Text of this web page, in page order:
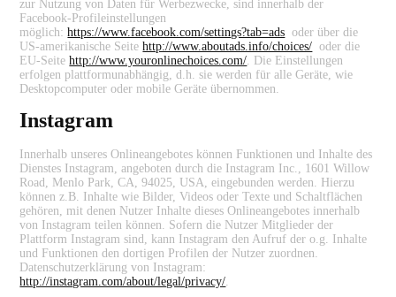
zur Nutzung von Daten für Werbezwecke, sind innerhalb der
Facebook-Profileinstellungen
möglich:https://www.facebook.com/settings?tab=ads oder über die
US-amerikanische Seitehttp://www.aboutads.info/choices/ oder die
EU-Seitehttp://www.youronlinechoices.com/ . Die Einstellungen
erfolgen plattformunabhängig, d.h. sie werden für alle Geräte, wie
Desktopcomputer oder mobile Geräte übernommen.
Instagram
Innerhalb unseres Onlineangebotes können Funktionen und Inhalte des
Dienstes Instagram, angeboten durch die Instagram Inc., 1601 Willow
Road, Menlo Park, CA, 94025, USA, eingebunden werden. Hierzu
können z.B. Inhalte wie Bilder, Videos oder Texte und Schaltflächen
gehören, mit denen Nutzer Inhalte dieses Onlineangebotes innerhalb
von Instagram teilen können. Sofern die Nutzer Mitglieder der
Plattform Instagram sind, kann Instagram den Aufruf der o.g. Inhalte
und Funktionen den dortigen Profilen der Nutzer zuordnen.
Datenschutzerklärung von Instagram:
http://instagram.com/about/legal/privacy/